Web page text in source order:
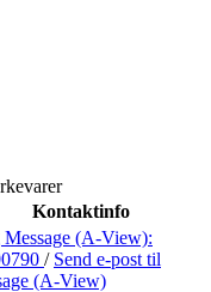
Kontaktinfo
(A-View):
/ Send e-post til
(A-View)